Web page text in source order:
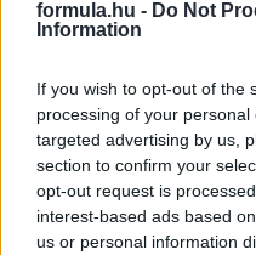
formula.hu - Do Not
Information
If you wish to opt-out of the
processing of your
targeted advertising by us,
section to confirm your
opt-out request is
interest-based ads based
us or personal information
Hallgasd meg a
legfrissebb adását!